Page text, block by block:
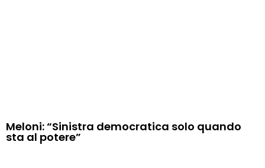
Meloni: “Sinistra democratica solo quando
sta al potere”